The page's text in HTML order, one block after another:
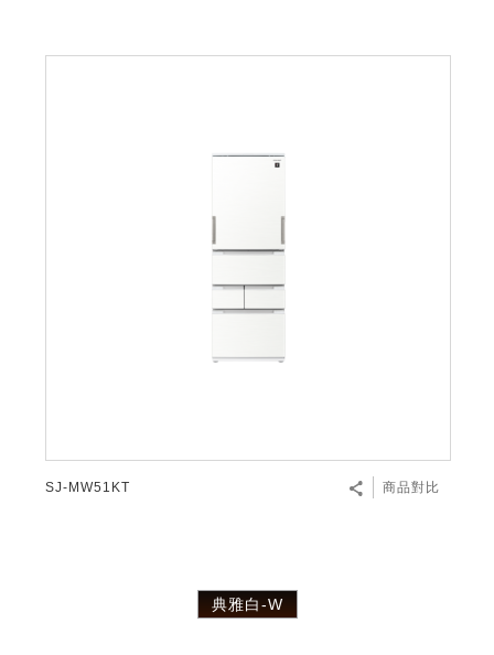
SJ-MW51KT 商品對比
典雅白-W